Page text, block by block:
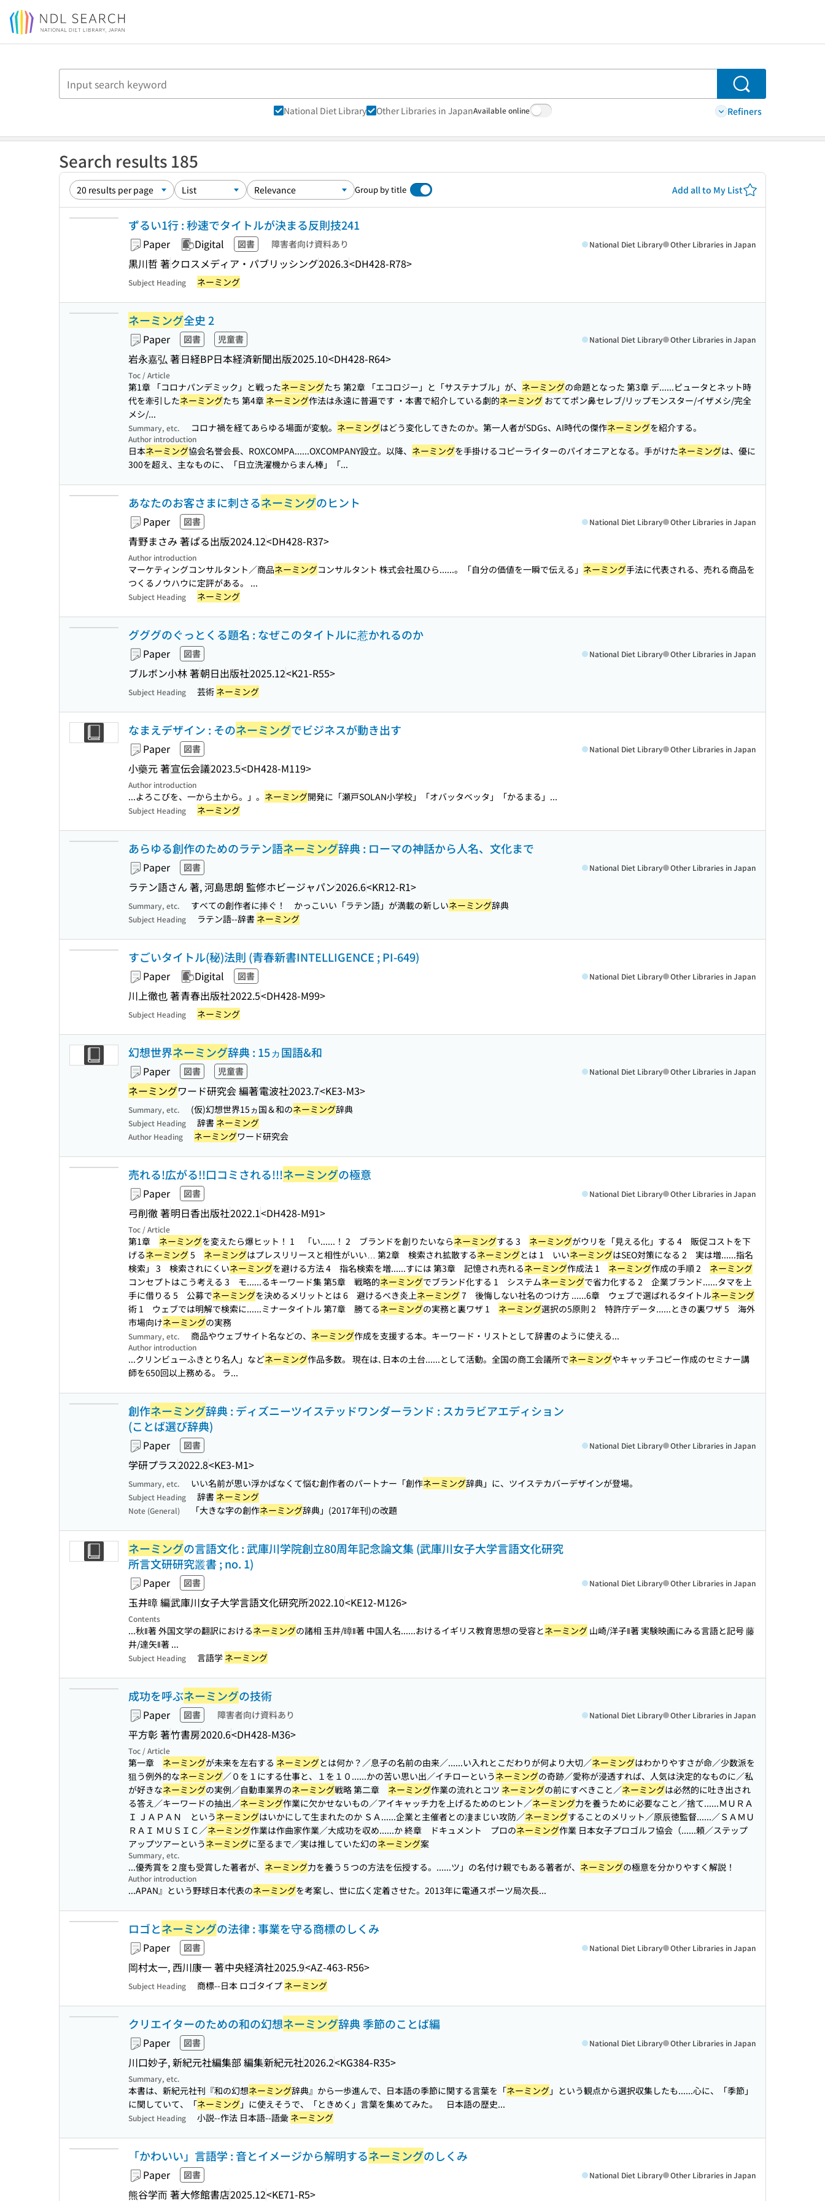
Jump to main content
Search
National Diet Library Other Libraries in JapanAvailable online Refiners
Search results 185
Group by title Add all to My List
ずるい1行 : 秒速でタイトルが決まる反則技241
Paper Digital 図書 障害者向け資料あり
黒川哲 著クロスメディア・パブリッシング2026.3<DH428-R78>
National Diet Library Other Libraries in Japan
Subject Heading ネーミング
ネーミング全史 2
Paper 図書 児童書
岩永嘉弘 著日経BP日本経済新聞出版2025.10<DH428-R64>
National Diet Library Other Libraries in Japan
Toc / Article
第1章 「コロナパンデミック」と戦ったネーミングたち 第2章 「エコロジー」と「サステナブル」が、 ネーミングの命題となった 第3章 デ......ピュータとネット時
代を牽引したネーミングたち 第4章 ネーミング作法は永遠に普遍です ・本書で紹介している劇的ネーミング おててポン鼻セレブ/リップモンスター/イザメシ/完全
メシ/...
Summary, etc. コロナ禍を経てあらゆる場面が変貌。 ネーミングはどう変化してきたのか。第一人者がSDGs、AI時代の傑作ネーミングを紹介する。
Author introduction
日本ネーミング協会名誉会長、ROXCOMPA......OXCOMPANY設立。以降、 ネーミングを手掛けるコピーライターのパイオニアとなる。手がけたネーミングは、優に
300を超え、主なものに、「日立洗濯機からまん棒」「...
あなたのお客さまに刺さるネーミングのヒント
Paper 図書
青野まさみ 著ぱる出版2024.12<DH428-R37>
National Diet Library Other Libraries in Japan
Author introduction
マーケティングコンサルタント／商品ネーミングコンサルタント 株式会社風ひら......。「自分の価値を一瞬で伝える」 ネーミング手法に代表される、売れる商品を
つくるノウハウに定評がある。 ...
Subject Heading ネーミング
グググのぐっとくる題名 : なぜこのタイトルに惹かれるのか
Paper 図書
ブルボン小林 著朝日出版社2025.12<K21-R55>
National Diet Library Other Libraries in Japan
Subject Heading 芸術 ネーミング
なまえデザイン : そのネーミングでビジネスが動き出す
Paper 図書
小藥元 著宣伝会議2023.5<DH428-M119>
National Diet Library Other Libraries in Japan
Author introduction
...よろこびを、一から土から。」。 ネーミング開発に「瀬戸SOLAN小学校」「オバッタベッタ」「かるまる」...
Subject Heading ネーミング
あらゆる創作のためのラテン語ネーミング辞典 : ローマの神話から人名、文化まで
Paper 図書
ラテン語さん 著, 河島思朗 監修ホビージャパン2026.6<KR12-R1>
National Diet Library Other Libraries in Japan
Summary, etc. すべての創作者に捧ぐ！ かっこいい「ラテン語」が満載の新しいネーミング辞典
Subject Heading ラテン語--辞書 ネーミング
すごいタイトル(秘)法則 (青春新書INTELLIGENCE ; PI-649)
Paper Digital 図書
川上徹也 著青春出版社2022.5<DH428-M99>
National Diet Library Other Libraries in Japan
Subject Heading ネーミング
幻想世界ネーミング辞典 : 15ヵ国語&和
Paper 図書 児童書
ネーミングワード研究会 編著電波社2023.7<KE3-M3>
National Diet Library Other Libraries in Japan
Summary, etc. (仮)幻想世界15ヵ国＆和のネーミング辞典
Subject Heading 辞書 ネーミング
Author Heading ネーミングワード研究会
売れる!広がる!!口コミされる!!!ネーミングの極意
Paper 図書
弓削徹 著明日香出版社2022.1<DH428-M91>
National Diet Library Other Libraries in Japan
Toc / Article
第1章 ネーミングを変えたら爆ヒット！ 1 「い......！ 2 ブランドを創りたいならネーミングする 3 ネーミングがウリを「見える化」する 4 販促コストを下
げるネーミング5 ネーミングはプレスリリースと相性がいい… 第2章 検索され拡散するネーミングとは 1 いいネーミングはSEO対策になる 2 実は増......指名
検索」 3 検索されにくいネーミングを避ける方法 4 指名検索を増......すには 第3章 記憶され売れるネーミング作成法 1 ネーミング作成の手順 2 ネーミング
コンセプトはこう考える 3 モ......るキーワード集 第5章 戦略的ネーミングでブランド化する 1 システムネーミングで省力化する 2 企業ブランド......タマを上
手に借りる 5 公募でネーミングを決めるメリットとは 6 避けるべき炎上ネーミング7 後悔しない社名のつけ方 ......6章 ウェブで選ばれるタイトルネーミング
術 1 ウェブでは明解で検索に......ミナータイトル 第7章 勝てるネーミングの実務と裏ワザ 1 ネーミング選択の5原則 2 特許庁データ......ときの裏ワザ 5 海外
市場向けネーミングの実務
Summary, etc. 商品やウェブサイト名などの、 ネーミング作成を支援する本。キーワード・リストとして辞書のように使える...
Author introduction
...クリンビューふきとり名人」などネーミング作品多数。 現在は､日本の土台......として活動。全国の商工会議所でネーミングやキャッチコピー作成のセミナー講
師を650回以上務める。 ラ...
創作ネーミング辞典 : ディズニーツイステッドワンダーランド : スカラビアエディション
(ことば選び辞典)
Paper 図書
学研プラス2022.8<KE3-M1>
National Diet Library Other Libraries in Japan
Summary, etc. いい名前が思い浮かばなくて悩む創作者のパートナー「創作ネーミング辞典」に、ツイステカバーデザインが登場。
Subject Heading 辞書 ネーミング
Note (General) 「大きな字の創作ネーミング辞典」(2017年刊)の改題
ネーミングの言語文化 : 武庫川学院創立80周年記念論文集 (武庫川女子大学言語文化研究
所言文研研究叢書 ; no. 1)
Paper 図書
玉井暲 編武庫川女子大学言語文化研究所2022.10<KE12-M126>
National Diet Library Other Libraries in Japan
Contents
...秋‖著 外国文学の翻訳におけるネーミングの諸相 玉井/暲‖著 中国人名......おけるイギリス教育思想の受容とネーミング 山崎/洋子‖著 実験映画にみる言語と記号 藤
井/達矢‖著 ...
Subject Heading 言語学 ネーミング
成功を呼ぶネーミングの技術
Paper 図書 障害者向け資料あり
平方彰 著竹書房2020.6<DH428-M36>
National Diet Library Other Libraries in Japan
Toc / Article
第一章 ネーミングが未来を左右する ネーミングとは何か？／息子の名前の由来／......い入れとこだわりが何より大切／ネーミングはわかりやすさが命／少数派を
狙う例外的なネーミング／０を１にする仕事と、１を１０......かの苦い思い出／イチローというネーミングの奇跡／愛称が浸透すれば、人気は決定的なものに／私
が好きなネーミングの実例／自動車業界のネーミング戦略 第二章 ネーミング作業の流れとコツ ネーミングの前にすべきこと／ネーミングは必然的に吐き出され
る答え／キーワードの抽出／ネーミング作業に欠かせないもの／アイキャッチ力を上げるためのヒント／ネーミング力を養うために必要なこと／捨て......ＭＵＲＡ
Ｉ ＪＡＰＡＮ というネーミングはいかにして生まれたのか ＳＡ......企業と主催者との凄まじい攻防／ネーミングすることのメリット／原辰徳監督......／ＳＡＭＵ
ＲＡＩ ＭＵＳＩＣ／ネーミング作業は作曲家作業／大成功を収め......か 終章 ドキュメント プロのネーミング作業 日本女子プロゴルフ協会（......頼／ステップ
アップツアーというネーミングに至るまで／実は推していた幻のネーミング案
Summary, etc.
...優秀賞を２度も受賞した著者が、 ネーミング力を養う５つの方法を伝授する。......ツ」の名付け親でもある著者が、 ネーミングの極意を分かりやすく解説！
Author introduction
...APAN』という野球日本代表のネーミングを考案し、世に広く定着させた。2013年に電通スポーツ局次長...
ロゴとネーミングの法律 : 事業を守る商標のしくみ
Paper 図書
岡村太一, 西川康一 著中央経済社2025.9<AZ-463-R56>
National Diet Library Other Libraries in Japan
Subject Heading 商標--日本 ロゴタイプ ネーミング
クリエイターのための和の幻想ネーミング辞典 季節のことば編
Paper 図書
川口妙子, 新紀元社編集部 編集新紀元社2026.2<KG384-R35>
National Diet Library Other Libraries in Japan
Summary, etc.
本書は、新紀元社刊『和の幻想ネーミング辞典』から一歩進んで、日本語の季節に関する言葉を「ネーミング」という観点から選択収集したも......心に、「季節」
に関していて、「ネーミング」に使えそうで、「ときめく」言葉を集めてみた。 日本語の歴史...
Subject Heading 小説--作法 日本語--語彙 ネーミング
「かわいい」言語学 : 音とイメージから解明するネーミングのしくみ
Paper 図書
熊谷学而 著大修館書店2025.12<KE71-R5>
National Diet Library Other Libraries in Japan